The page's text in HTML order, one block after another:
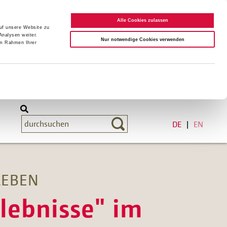
unsere Website zu
weiter.
Rahmen Ihrer
Alle Cookies zulassen
Nur notwendige Cookies verwenden
DE EN
im